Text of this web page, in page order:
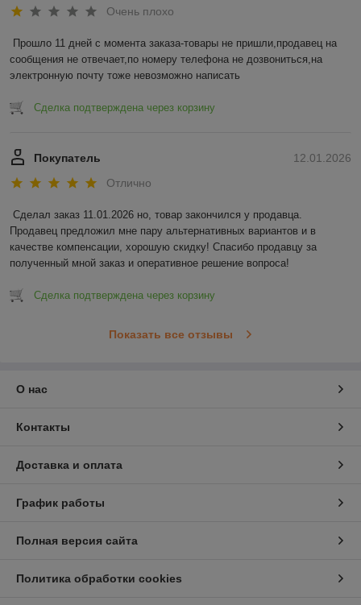
Очень плохо
Прошло 11 дней с момента заказа-товары не пришли,продавец на
сообщения не отвечает,по номеру телефона не дозвониться,на
электронную почту тоже невозможно написать
Сделка подтверждена через корзину
12.01.2026
Покупатель
Отлично
Сделал заказ 11.01.2026 но, товар закончился у продавца.
Продавец предложил мне пару альтернативных вариантов и в
качестве компенсации, хорошую скидку! Спасибо продавцу за
полученный мной заказ и оперативное решение вопроса!
Сделка подтверждена через корзину
Показать все отзывы
О нас
Контакты
Доставка и оплата
График работы
Полная версия сайта
Политика обработки cookies